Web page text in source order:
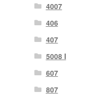
4007
406
407
5008 I
607
807